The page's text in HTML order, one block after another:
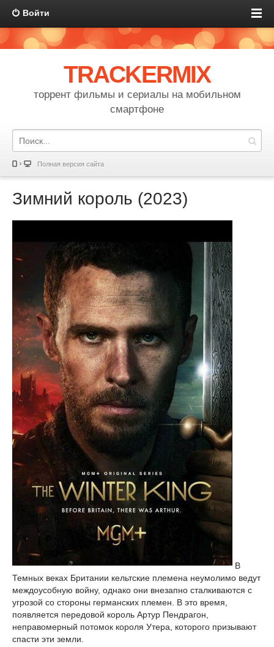
Войти
TRACKERMIX
торрент фильмы и сериалы на мобильном
смартфоне
Полная версия сайта
Зимний король (2023)
В
Темных веках Британии кельтские племена неумолимо ведут
междоусобную войну, однако они внезапно сталкиваются с
угрозой со стороны германских племен. В это время,
появляется передовой король Артур Пендрагон,
неправомерный потомок короля Утера, которого призывают
спасти эти земли.